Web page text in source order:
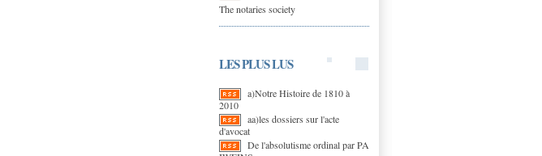
The notaries society
LES PLUS LUS
a)Notre Histoire de 1810 à
2010
aa)les dossiers sur l'acte
d'avocat
De l'absolutisme ordinal par PA